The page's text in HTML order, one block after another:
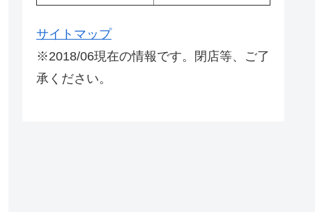
サイトマップ
※2018/06現在の情報です。閉店等、ご了
承ください。